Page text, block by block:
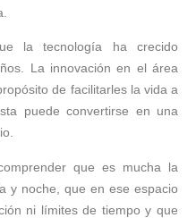
la tecnología ha crecido
La innovación en el área
de facilitarles la vida a
puede convertirse en una
que es mucha la
y noche, que en ese espacio
ni límites de tiempo y que